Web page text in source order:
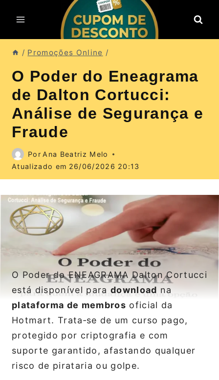
para
o
Conteúdo
/ Promoções Online /
O Poder do Eneagrama
de Dalton Cortucci:
Análise de Segurança e
Fraude
Por Ana Beatriz Melo
Atualizado em 26/06/2026 20:13
O Poder do ENEAGRAMA Dalton Cortucci
está disponível para download na
plataforma de membros oficial da
Hotmart. Trata‑se de um curso pago,
protegido por criptografia e com
suporte garantido, afastando qualquer
risco de pirataria ou golpe.